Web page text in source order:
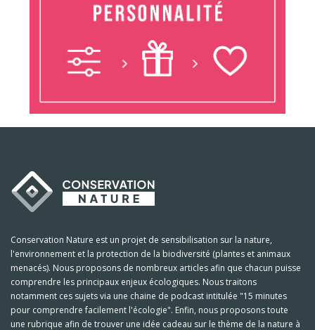
Conservation Nature est un projet de sensibilisation sur la nature,
l'environnement et la protection de la biodiversité (plantes et animaux
menacés). Nous proposons de nombreux articles afin que chacun puisse
comprendre les principaux enjeux écologiques. Nous traitons
notamment ces sujets via une chaine de podcast intitulée "15 minutes
pour comprendre facilement l'écologie". Enfin, nous proposons toute
une rubrique afin de trouver une idée cadeau sur le thème de la nature à